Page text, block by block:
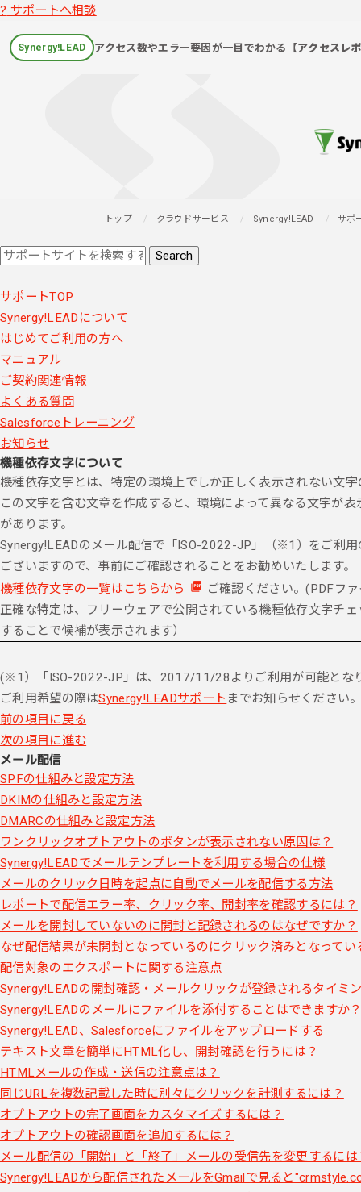
? サポートへ相談
Synergy!LEAD アクセス数やエラー要因が一目でわかる 【アクセスレ
トップ クラウドサービス Synergy!LEAD サポ
サポートTOP
Synergy!LEADについて
はじめてご利用の方へ
マニュアル
ご契約関連情報
よくある質問
Salesforceトレーニング
お知らせ
機種依存文字について
機種依存文字とは、特定の環境上でしか正しく表示されない文
この文字を含む文章を作成すると、環境によって異なる文字が
があります。
Synergy!LEADのメール配信で「ISO-2022-JP」（※1）をご利
ございますので、事前にご確認されることをお勧めいたします。
機種依存文字の一覧はこちらから
ご確認ください。(PDFフ
正確な特定は、フリーウェアで公開されている機種依存文字チ
することで候補が表示されます）
(※1）「ISO-2022-JP」は、2017/11/28よりご利用が可能とな
ご利用希望の際はSynergy!LEADサポート までお知らせください
前の項目に戻る
次の項目に進む
メール配信
SPFの仕組みと設定方法
DKIMの仕組みと設定方法
DMARCの仕組みと設定方法
ワンクリックオプトアウトのボタンが表示されない原因は？
Synergy!LEADでメールテンプレートを利用する場合の仕様
メールのクリック日時を起点に自動でメールを配信する方法
レポートで配信エラー率、クリック率、開封率を確認するには？
メールを開封していないのに開封と記録されるのはなぜですか？
なぜ配信結果が未開封となっているのにクリック済みとなってい
配信対象のエクスポートに関する注意点
Synergy!LEADの開封確認・メールクリックが登録されるタイミ
Synergy!LEADのメールにファイルを添付することはできますか
Synergy!LEAD、Salesforceにファイルをアップロードする
テキスト文章を簡単にHTML化し、開封確認を行うには？
HTMLメールの作成・送信の注意点は？
同じURLを複数記載した時に別々にクリックを計測するには？
オプトアウトの完了画面をカスタマイズするには？
オプトアウトの確認画面を追加するには？
メール配信の「開始」と「終了」メールの受信先を変更するには
Synergy!LEADから配信されたメールをGmailで見ると